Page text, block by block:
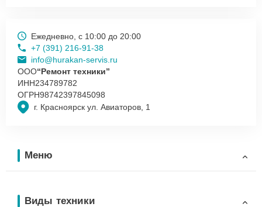
г. Красноярск ул. Авиаторов, 1
Ежедневно, с 10:00 до 20:00
+7 (391) 216-91-38
info@hurakan-servis.ru
ООО“Ремонт техники”
ИНН234789782
ОГРН98742397845098
Меню
Виды техники